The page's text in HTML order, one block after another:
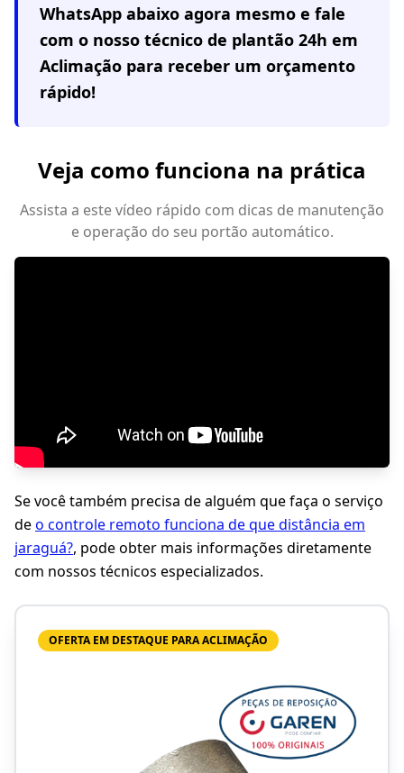
WhatsApp abaixo agora mesmo e fale
com o nosso técnico de plantão 24h em
Aclimação para receber um orçamento
rápido!
Veja como funciona na prática
Assista a este vídeo rápido com dicas de manutenção
e operação do seu portão automático.
Se você também precisa de alguém que faça o serviço
deo controle remoto funciona de que distância em
jaraguá?, pode obter mais informações diretamente
com nossos técnicos especializados.
OFERTA EM DESTAQUE PARA ACLIMAÇÃO